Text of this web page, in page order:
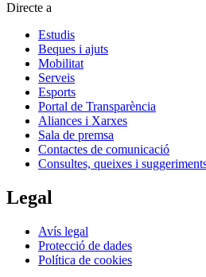
Directe a
Estudis
Beques i ajuts
Mobilitat
Serveis
Esports
Portal de Transparència
Aliances i Xarxes
Sala de premsa
Contactes de comunicació
Consultes, queixes i
Legal
Avís legal
Protecció de dades
Política de cookies